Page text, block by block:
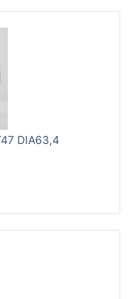
DIA63,4